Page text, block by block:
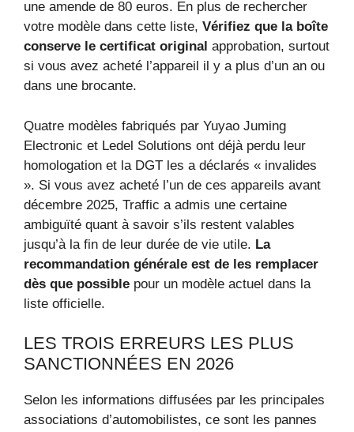
une amende de 80 euros. En plus de rechercher
votre modèle dans cette liste, Vérifiez que la boîte
conserve le certificat original approbation, surtout
si vous avez acheté l’appareil il y a plus d’un an ou
dans une brocante.
Quatre modèles fabriqués par Yuyao Juming
Electronic et Ledel Solutions ont déjà perdu leur
homologation et la DGT les a déclarés « invalides
». Si vous avez acheté l’un de ces appareils avant
décembre 2025, Traffic a admis une certaine
ambiguïté quant à savoir s’ils restent valables
jusqu’à la fin de leur durée de vie utile. La
recommandation générale est de les remplacer
dès que possible pour un modèle actuel dans la
liste officielle.
LES TROIS ERREURS LES PLUS
SANCTIONNÉES EN 2026
Selon les informations diffusées par les principales
associations d’automobilistes, ce sont les pannes